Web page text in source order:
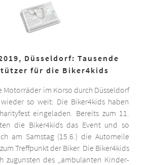
Düsseldorf: Tausende
für die Biker4kids
Motorräder im Korso durch Düsseldorf
so weit: Die Biker4kids haben
eingeladen. Bereits zum 11.
die Biker4kids das Event und so
am Samstag (15.6.) die Automeile
Treffpunkt der Biker. Die Biker4kids
zugunsten des „ambulanten Kinder-